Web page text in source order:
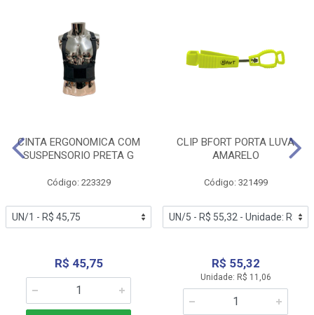
CINTA ERGONOMICA COM
SUSPENSORIO PRETA G
Código: 223329
R$ 45,75
CLIP BFORT PORTA LUVA
AMARELO
Código: 321499
R$ 55,32
Unidade: R$ 11,06